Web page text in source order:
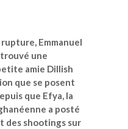
Emmanuel
une
amie Dillish
que se posent
que Efya, la
a posté
des shootings sur